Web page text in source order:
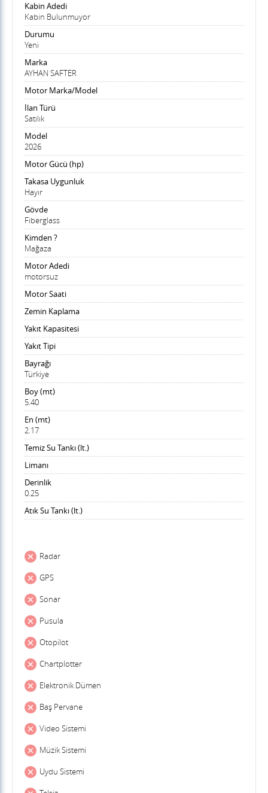
Kabin Adedi
Kabin Bulunmuyor
Durumu
Yeni
Marka
AYHAN SAFTER
Motor Marka/Model
İlan Türü
Satılık
Model
2026
Motor Gücü (hp)
Takasa Uygunluk
Hayır
Gövde
Fiberglass
Kimden ?
Mağaza
Motor Adedi
motorsuz
Motor Saati
Zemin Kaplama
Yakıt Kapasitesi
Yakıt Tipi
Bayrağı
Türkiye
Boy (mt)
5.40
En (mt)
2.17
Temiz Su Tankı (lt.)
Limanı
Derinlik
0.25
Atık Su Tankı (lt.)
Radar
GPS
Sonar
Pusula
Otopilot
Chartplotter
Elektronik Dümen
Baş Pervane
Video Sistemi
Müzik Sistemi
Uydu Sistemi